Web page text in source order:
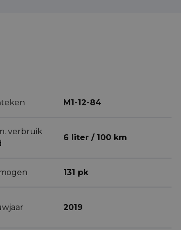
M1-12-84
verbruik
6 liter / 100 km
131 pk
2019